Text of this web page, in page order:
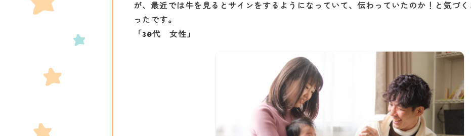
が、最近では牛を見るとサインをするようになっていて、伝わっていたのか！と気づ
ったです。
「30代 女性」